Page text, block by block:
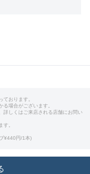
ております。
場合がございます。
詳しくはご来店される店舗にお問い
す。
¥440円/1本)